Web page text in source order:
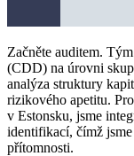
Začněte auditem.
(CDD) na úrovni
analýza struktury
rizikového apetitu.
v Estonsku, jsme
identifikací, čímž
přítomnosti.